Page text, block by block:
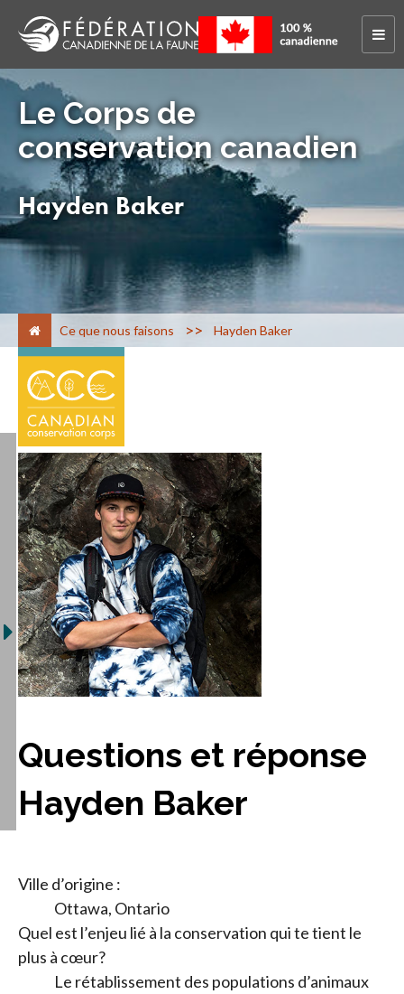
Le Corps de
conservation canadien
Hayden Baker
Ce que nous faisons > Hayden Baker
Questions et réponse
Hayden Baker
Ville d’origine :
Ottawa, Ontario
Quel est l’enjeu lié à la conservation qui te tient le
plus à cœur?
Le rétablissement des populations d’animaux